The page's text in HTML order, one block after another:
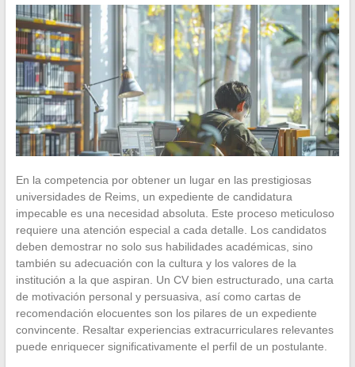
En la competencia por obtener un lugar en las prestigiosas
universidades de Reims, un expediente de candidatura
impecable es una necesidad absoluta. Este proceso meticuloso
requiere una atención especial a cada detalle. Los candidatos
deben demostrar no solo sus habilidades académicas, sino
también su adecuación con la cultura y los valores de la
institución a la que aspiran. Un CV bien estructurado, una carta
de motivación personal y persuasiva, así como cartas de
recomendación elocuentes son los pilares de un expediente
convincente. Resaltar experiencias extracurriculares relevantes
puede enriquecer significativamente el perfil de un postulante.